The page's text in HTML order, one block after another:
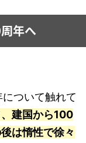
年へ
ついて触れて
建国から100
は惰性で徐々